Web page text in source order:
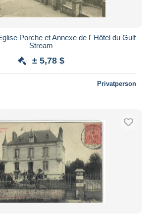
Porche et Annexe de l' Hôtel du Gulf
Stream
± 5,78 $
Privatperson